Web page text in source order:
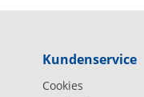
Kundenservice
Cookies